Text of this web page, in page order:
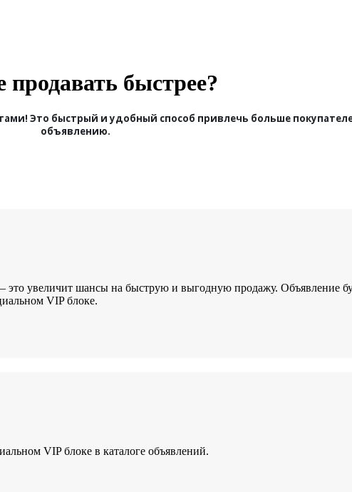
продавать быстрее?
Это быстрый и удобный способ привлечь больше
объявлению.
увеличит шансы на быструю и выгодную продажу. Объявление
VIP блоке.
VIP блоке в каталоге объявлений.